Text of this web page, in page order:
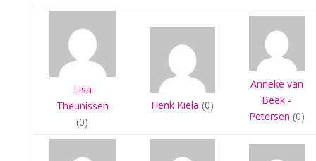
Lisa
Theunissen
(0)
Henk Kiela (0)
Anneke van
Beek -
Petersen (0)